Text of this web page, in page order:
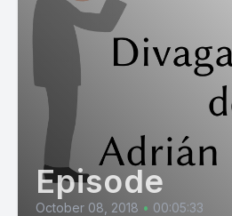
Episode
October 08, 2018 • 00:05:33